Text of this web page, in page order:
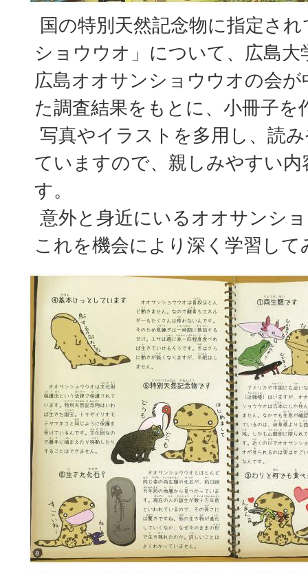
国の特別天然記念物に指定さ
ショウウオ」について、広島大
広島オオサンショウウオの会
た調査結果をもとに、小冊子を
写真やイラストを多用し、読
ていますので、親しみやすい
す。
意外と身近にいるオオサンシ
これを機会により深く学習し